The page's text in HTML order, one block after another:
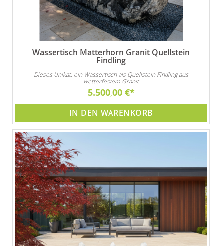
Wassertisch Matterhorn Granit Quellstein
Findling
Dieses Unikat, ein Wassertisch als Quellstein Findling aus
wetterfestem Granit
5.500,00 €
IN DEN WARENKORB